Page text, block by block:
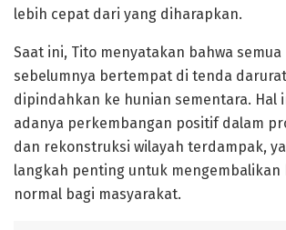
lebih cepat dari yang diharapkan.
Saat ini, Tito menyatakan bahwa
sebelumnya bertempat di tenda
dipindahkan ke hunian sementara. Hal
adanya perkembangan positif dalam
dan rekonstruksi wilayah terdampak,
langkah penting untuk mengembalikan
normal bagi masyarakat.